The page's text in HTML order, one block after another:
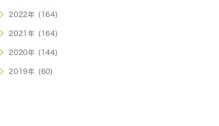
2022年 (164)
2021年 (164)
2020年 (144)
2019年 (60)